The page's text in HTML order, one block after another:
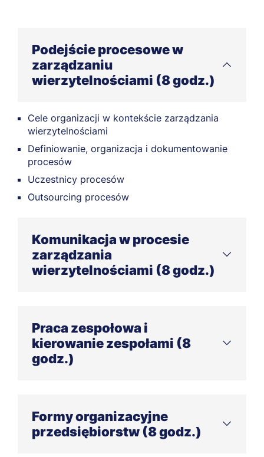
Podejście procesowe w
zarządzaniu
wierzytelnościami (8 godz.)
Cele organizacji w kontekście zarządzania
wierzytelnościami
Definiowanie, organizacja i dokumentowanie
procesów
Uczestnicy procesów
Outsourcing procesów
Komunikacja w procesie
zarządzania
wierzytelnościami (8 godz.)
Bariery i zakłócenia w przepływie informacji
Ochrona informacji niejawnych
Organizacja i prowadzenie spotkań
Praca zespołowa i
kierowanie zespołami (8
godz.)
Zarządzanie przez cele, delegowanie zadań
Motywowanie
Formy organizacyjne
przedsiębiorstw (8 godz.)